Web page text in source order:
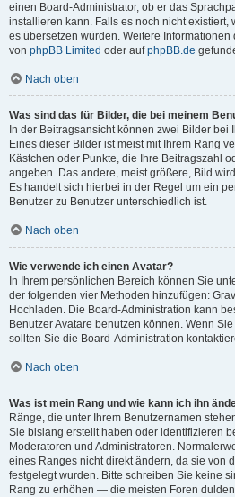
einen Board-Administrator, ob er das
installieren kann. Falls es noch nicht existiert,
es übersetzen würden. Weitere
von phpBB Limited oder aufphpBB.de
Nach oben
Was sind das für Bilder, die bei meinem
In der Beitragsansicht können zwei Bilder bei
Eines dieser Bilder ist meist mit Ihrem Rang
Kästchen oder Punkte, die Ihre Beitragszahl
angeben. Das andere, meist größere, Bild
Es handelt sich hierbei in der Regel um ein
Benutzer zu Benutzer unterschiedlich ist.
Nach oben
Wie verwende ich einen Avatar?
In Ihrem persönlichen Bereich können Sie
der folgenden vier Methoden hinzufügen:
Hochladen. Die Board-Administration kann
Benutzer Avatare benutzen können. Wenn
sollten Sie die Board-Administration
Nach oben
Was ist mein Rang und wie kann ich ihn
Ränge, die unter Ihrem Benutzernamen
Sie bislang erstellt haben oder identifizieren
Moderatoren und Administratoren.
eines Ranges nicht direkt ändern, da sie von
festgelegt wurden. Bitte schreiben Sie keine
Rang zu erhöhen — die meisten Foren